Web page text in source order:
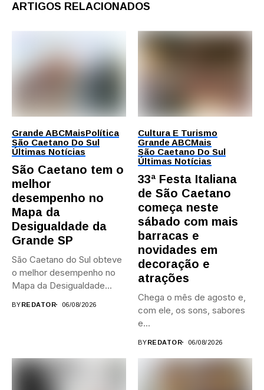
ARTIGOS RELACIONADOS
Grande ABCMaisPolítica
São Caetano Do Sul
Últimas Notícias
São Caetano tem o
melhor
desempenho no
Mapa da
Desigualdade da
Grande SP
São Caetano do Sul obteve
o melhor desempenho no
Mapa da Desigualdade...
BYREDATOR 06/08/2026
Cultura E Turismo
Grande ABCMais
São Caetano Do Sul
Últimas Notícias
33ª Festa Italiana
de São Caetano
começa neste
sábado com mais
barracas e
novidades em
decoração e
atrações
Chega o mês de agosto e,
com ele, os sons, sabores
e...
BYREDATOR 06/08/2026